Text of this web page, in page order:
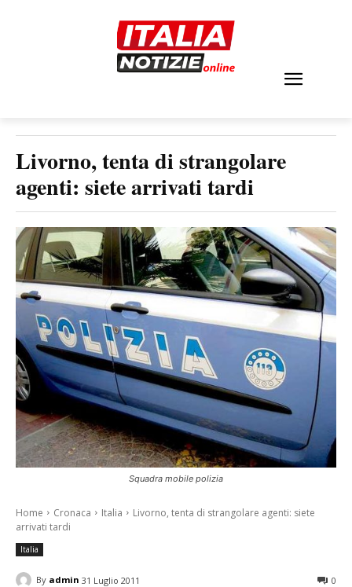
Livorno, tenta di strangolare
agenti: siete arrivati tardi
Squadra mobile polizia
Home Cronaca Italia
Livorno, tenta di strangolare agenti: siete
arrivati tardi
Italia
By admin 31 Luglio 2011 0